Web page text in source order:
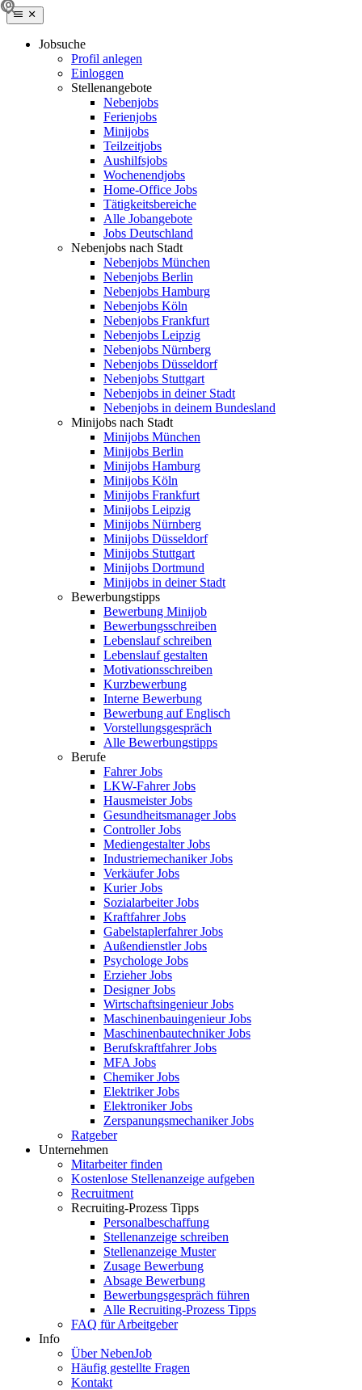
Jobsuche
Profil anlegen
Einloggen
Stellenangebote
Nebenjobs
Ferienjobs
Minijobs
Teilzeitjobs
Aushilfsjobs
Wochenendjobs
Home-Office Jobs
Tätigkeitsbereiche
Alle Jobangebote
Jobs Deutschland
Nebenjobs nach Stadt
Nebenjobs München
Nebenjobs Berlin
Nebenjobs Hamburg
Nebenjobs Köln
Nebenjobs Frankfurt
Nebenjobs Leipzig
Nebenjobs Nürnberg
Nebenjobs Düsseldorf
Nebenjobs Stuttgart
Nebenjobs in deiner Stadt
Nebenjobs in deinem Bundesland
Minijobs nach Stadt
Minijobs München
Minijobs Berlin
Minijobs Hamburg
Minijobs Köln
Minijobs Frankfurt
Minijobs Leipzig
Minijobs Nürnberg
Minijobs Düsseldorf
Minijobs Stuttgart
Minijobs Dortmund
Minijobs in deiner Stadt
Bewerbungstipps
Bewerbung Minijob
Bewerbungsschreiben
Lebenslauf schreiben
Lebenslauf gestalten
Motivationsschreiben
Kurzbewerbung
Interne Bewerbung
Bewerbung auf Englisch
Vorstellungsgespräch
Alle Bewerbungstipps
Berufe
Fahrer Jobs
LKW-Fahrer Jobs
Hausmeister Jobs
Gesundheitsmanager Jobs
Controller Jobs
Mediengestalter Jobs
Industriemechaniker Jobs
Verkäufer Jobs
Kurier Jobs
Sozialarbeiter Jobs
Kraftfahrer Jobs
Gabelstaplerfahrer Jobs
Außendienstler Jobs
Psychologe Jobs
Erzieher Jobs
Designer Jobs
Wirtschaftsingenieur Jobs
Maschinenbauingenieur Jobs
Maschinenbautechniker Jobs
Berufskraftfahrer Jobs
MFA Jobs
Chemiker Jobs
Elektriker Jobs
Elektroniker Jobs
Zerspanungsmechaniker Jobs
Ratgeber
Unternehmen
Mitarbeiter finden
Kostenlose Stellenanzeige aufgeben
Recruitment
Recruiting-Prozess Tipps
Personalbeschaffung
Stellenanzeige schreiben
Stellenanzeige Muster
Zusage Bewerbung
Absage Bewerbung
Bewerbungsgespräch führen
Alle Recruiting-Prozess Tipps
FAQ für Arbeitgeber
Info
Über NebenJob
Häufig gestellte Fragen
Kontakt